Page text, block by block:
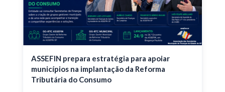
ASSEFIN prepara estratégia para apoiar
municípios na implantação da Reforma
Tributária do Consumo